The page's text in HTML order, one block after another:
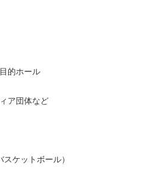
的ホール
ア団体など
ケットボール）